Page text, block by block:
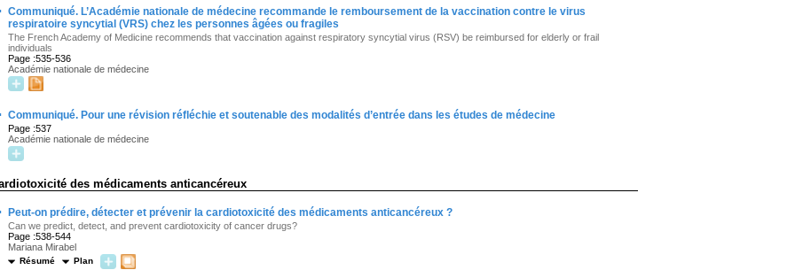
Communiqué. L’Académie nationale de médecine recommande le remboursement de la vaccination contre le virus
respiratoire syncytial (VRS) chez les personnes âgées ou fragiles
The French Academy of Medicine recommends that vaccination against respiratory syncytial virus (RSV) be reimbursed for elderly or frail
individuals
Page :535-536
Académie nationale de médecine
Communiqué. Pour une révision réfléchie et soutenable des modalités d’entrée dans les études de médecine
Page :537
Académie nationale de médecine
des médicaments anticancéreux
Peut-on prédire, détecter et prévenir la cardiotoxicité des médicaments anticancéreux ?
Can we predict, detect, and prevent cardiotoxicity of cancer drugs?
Page :538-544
Mariana Mirabel
Résumé Plan